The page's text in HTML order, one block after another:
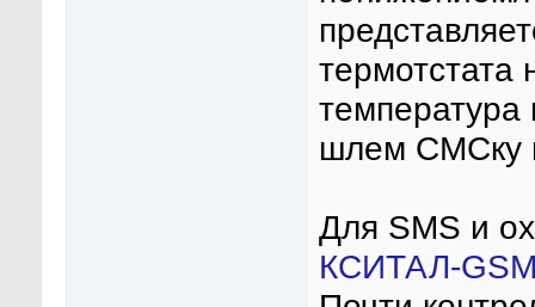
термотстата
шлем СМСку
Для SMS и
КСИТАЛ-